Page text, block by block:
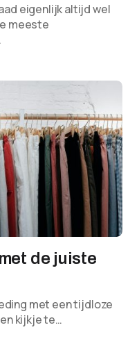
eigenlijk altijd wel
meeste
de juiste
met een tijdloze
kijkje te…